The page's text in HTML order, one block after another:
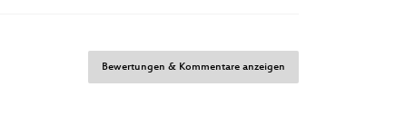
Bewertungen & Kommentare anzeigen